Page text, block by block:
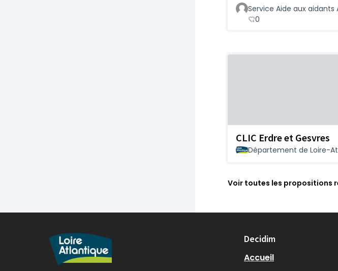
Service Aide aux aidants
0
CLIC Erdre et Gesvres
Département de Loire-
Voir toutes les propositions
Decidim
Accueil